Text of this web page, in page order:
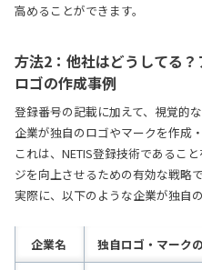
高めることができます。
方法2：他社はどうしてる
ロゴの作成事例
登録番号の記載に加えて、視覚的
企業が独自のロゴやマークを作成
これは、NETIS登録技術であるこ
ジを向上させるための有効な戦略で
実際に、以下のような企業が独自
企業名 独自ロゴ・マーク